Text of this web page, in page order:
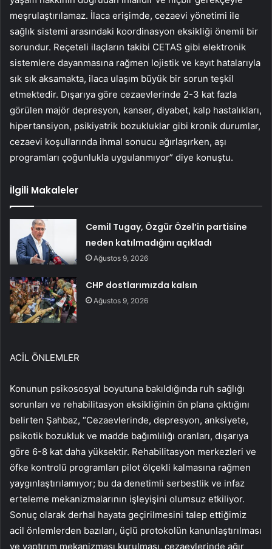
meşrulaştırılamaz. İlaca erişimde, cezaevi yönetimi ile
sağlık sistemi arasındaki koordinasyon eksikliği önemli bir
sorundur. Reçeteli ilaçların takibi CETAS gibi elektronik
sistemlere dayanmasına rağmen lojistik ve kayıt hatalarıyla
sık sık aksamakta, ilaca ulaşım büyük bir sorun teşkil
etmektedir. Dışarıya göre cezaevlerinde 2-3 kat fazla
görülen majör depresyon, kanser, diyabet, kalp hastalıkları,
hipertansiyon, psikiyatrik bozukluklar gibi kronik durumlar,
cezaevi koşullarında ihmal sonucu ağırlaşırken, aşı
programları çoğunlukla uygulanmıyor” diye konuştu.
İlgili Makaleler
Cemil Tugay, Özgür Özel’in partisine
neden katılmadığını açıkladı
Ağustos 9, 2026
CHP dostlarımızda kalsın
Ağustos 9, 2026
ACİL ÖNLEMLER
Konunun psikososyal boyutuna bakıldığında ruh sağlığı
sorunları ve rehabilitasyon eksikliğinin ön plana çıktığını
belirten Şahbaz, “Cezaevlerinde, depresyon, anksiyete,
psikotik bozukluk ve madde bağımlılığı oranları, dışarıya
göre 6-8 kat daha yüksektir. Rehabilitasyon merkezleri ve
öfke kontrolü programları pilot ölçekli kalmasına rağmen
yaygınlaştırılamıyor; bu da denetimli serbestlik ve infaz
erteleme mekanizmalarının işleyişini olumsuz etkiliyor.
Sonuç olarak derhal hayata geçirilmesini talep ettiğimiz
acil önlemlerden bazıları, üçlü protokolün kanunlaştırılması
ve yaptırım mekanizması kurulması, cezaevlerinde ağır